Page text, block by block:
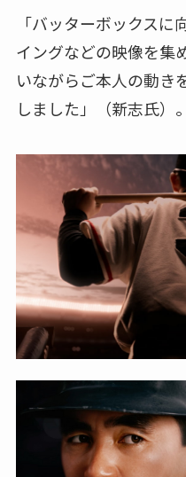
「バッターボックス
イングなどの映像を集
いながらご本人の動き
しました」（新志氏）。